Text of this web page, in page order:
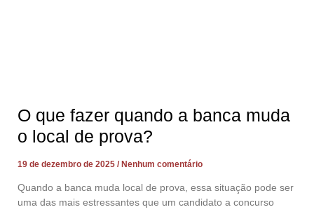
O que fazer quando a banca muda
o local de prova?
19 de dezembro de 2025 Nenhum comentário
Quando a banca muda local de prova, essa situação pode ser
uma das mais estressantes que um candidato a concurso